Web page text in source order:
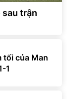
trận
tối của Man
1